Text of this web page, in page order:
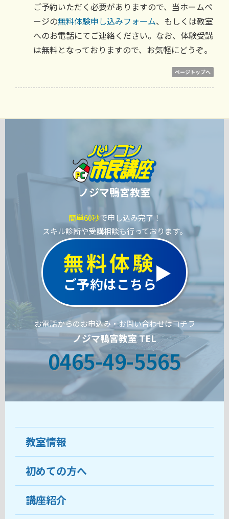
ご予約いただく必要がありますので、当ホームペ
ージの無料体験申し込みフォーム、もしくは教室
へのお電話にてご連絡ください。なお、体験受講
は無料となっておりますので、お気軽にどうぞ。
ページトップへ
ノジマ鴨宮教室
簡単60秒で申し込み完了！
スキル診断や受講相談も行っております。
無料体験
ご予約はこちら
お電話からのお申込み・お問い合わせはコチラ
ノジマ鴨宮教室 TEL
0465-49-5565
教室情報
教室について
受講生の声
初めての方へ
ココがおすすめ
講座紹介